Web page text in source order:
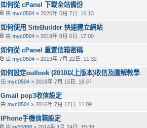
如何從 cPanel 下載全站備份
由 myc0504 » 2020年 5月 7日, 16:13
如何使用 SiteBuilder 快速建立網站
由 myc0504 » 2019年 8月 6日, 17:00
如何從 cPanel 重置信箱密碼
由 myc0504 » 2019年 7月 22日, 11:32
如何設定outlook (2010以上版本)收信及圖解教學
由 myc0504 » 2016年 7月 15日, 16:37
Gmail pop3收信設定
由 myc0504 » 2016年 7月 12日, 11:09
IPhone手機信箱設定